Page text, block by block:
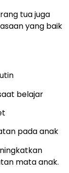
tua juga
yang baik
belajar
pada anak
mata anak.